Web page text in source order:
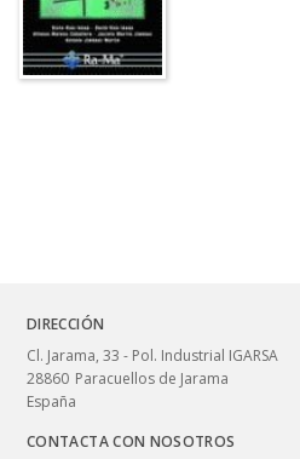
DIRECCIÓN
Cl. Jarama, 33 - Pol. Industrial IGARSA
28860 Paracuellos de Jarama
España
CONTACTA CON NOSOTROS